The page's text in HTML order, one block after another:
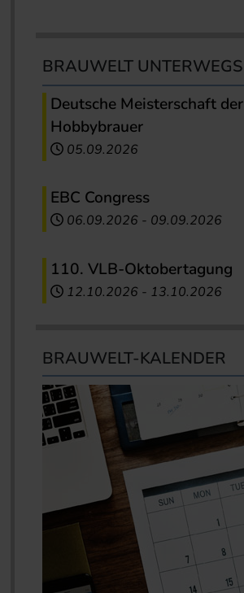
BRAUWELT UNTERWEGS
Deutsche Meisterschaft der
Hobbybrauer
05.09.2026
EBC Congress
06.09.2026 - 09.09.2026
110. VLB-Oktobertagung
12.10.2026 - 13.10.2026
BRAUWELT-KALENDER